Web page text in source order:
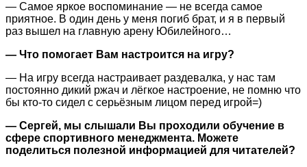
— Самое яркое воспоминание — не всегда самое
приятное. В один день у меня погиб брат, и я в первый
раз вышел на главную арену Юбилейного…
— Что помогает Вам настроится на игру?
— На игру всегда настраивает раздевалка, у нас там
постоянно дикий ржач и лёгкое настроение, не помню что
бы кто-то сидел с серьёзным лицом перед игрой=)
— Сергей, мы слышали Вы проходили обучение в
сфере спортивного менеджмента. Можете
поделиться полезной информацией для читателей?